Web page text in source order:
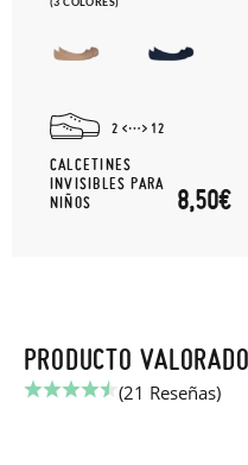
2 12
CALCETINES
INVISIBLES PARA
NIÑOS
8,50€
PRODUCTO
(21 Reseñas)